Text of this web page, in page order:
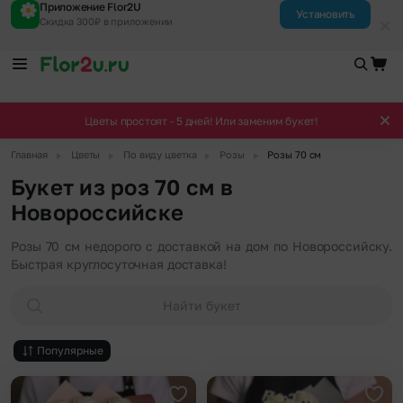
Приложение Flor2U
Скидка 300₽ в приложении
Установить
Цветы простоят - 5 дней! Или заменим букет!
Главная Цветы По виду цветка Розы Розы 70 см
Букет из роз 70 см в
Новороссийске
Розы 70 см недорого с доставкой на дом по Новороссийску.
Быстрая круглосуточная доставка!
Найти букет
Популярные